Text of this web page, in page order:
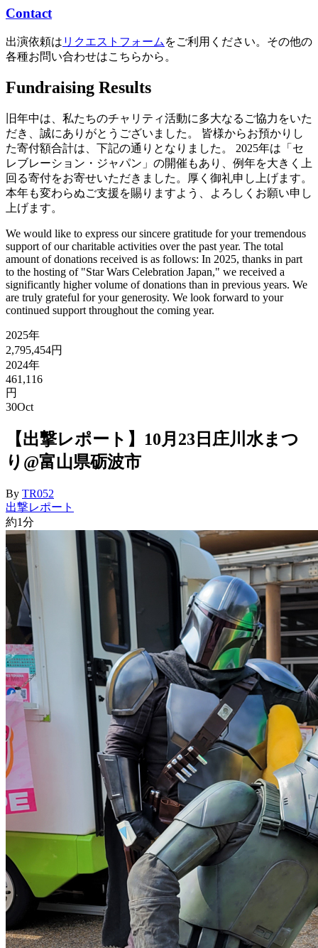
Contact
出演依頼は リクエストフォーム をご利用ください。その他の
各種お問い合わせはこちらから。
Fundraising Results
旧年中は、私たちのチャリティ活動に多大なるご協力をいた
だき、誠にありがとうございました。 皆様からお預かりし
た寄付額合計は、下記の通りとなりました。 2025年は「セ
レブレーション・ジャパン」の開催もあり、例年を大きく上
回る寄付をお寄せいただきました。厚く御礼申し上げます。
本年も変わらぬご支援を賜りますよう、よろしくお願い申し
上げます。
We would like to express our sincere gratitude for your tremendous
support of our charitable activities over the past year. The total
amount of donations received is as follows: In 2025, thanks in part
to the hosting of "Star Wars Celebration Japan," we received a
significantly higher volume of donations than in previous years. We
are truly grateful for your generosity. We look forward to your
continued support throughout the coming year.
2025年
2,795,454円
2024年
461,116
円
30Oct
【出撃レポート】10月23日庄川水まつ
り@富山県砺波市
By TR052
出撃レポート
約1分